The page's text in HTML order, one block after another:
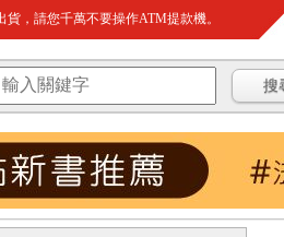
，請您千萬不要操作ATM提款機。